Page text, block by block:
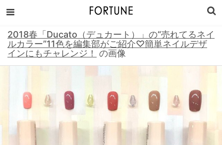
2018春「Ducato（デュカート）」の“売れてるネイ
ルカラー”11色を編集部がご紹介♡簡単ネイルデザ
インにもチャレンジ！
の画像